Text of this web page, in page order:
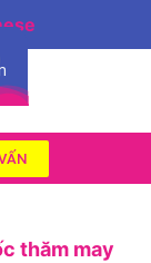
thăm may